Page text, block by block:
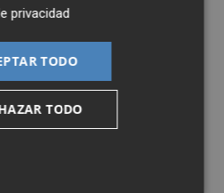
del municipio castellonense
el incendio
privacidad
TODO
TODO